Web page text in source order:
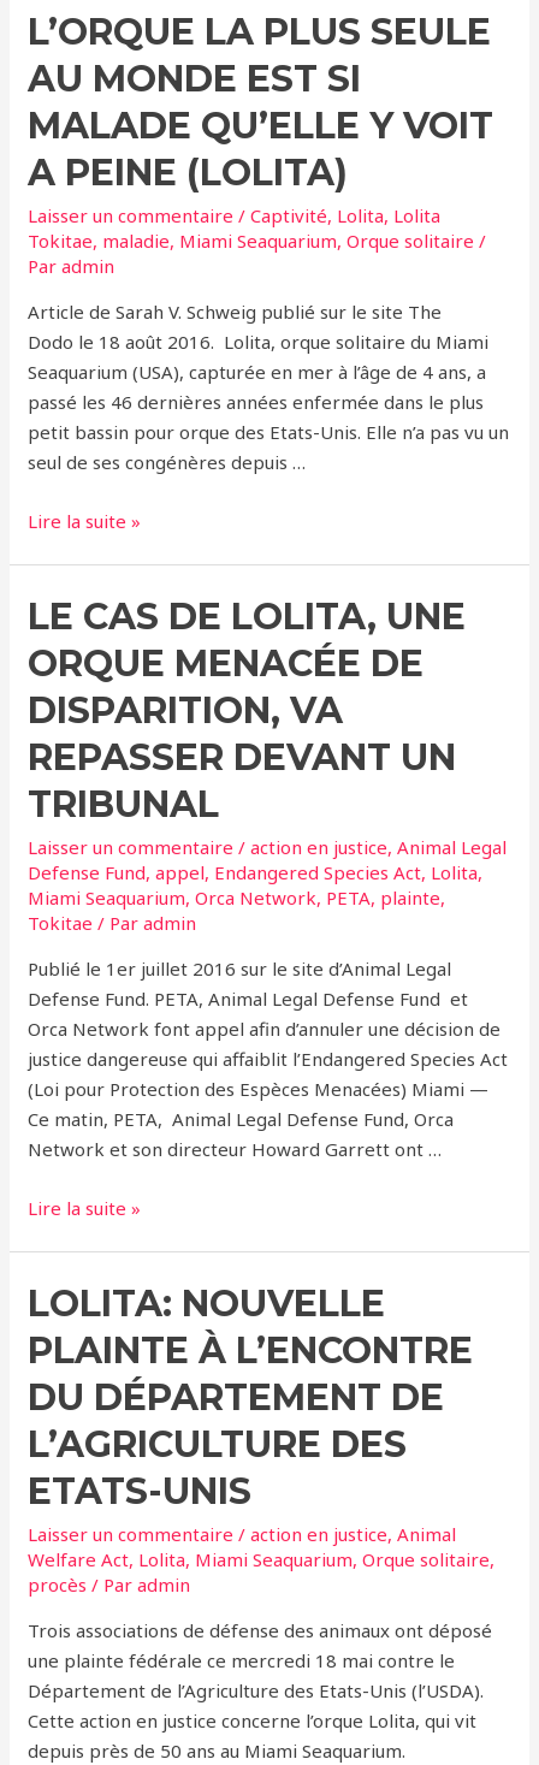
Lolita
Trop
Petit
Par
La
Commission
Sur
Les
Marins
L’ORQUE LA PLUS SEULE
AU MONDE EST SI
MALADE QU’ELLE Y VOIT
A PEINE (LOLITA)
Laisser un commentaire /Captivité, Lolita, Lolita
Tokitae, maladie, Miami Seaquarium,Orque solitaire /
Paradmin
Article de Sarah V. Schweig publié sur le site The
Dodo le 18 août 2016. Lolita, orque solitaire du Miami
Seaquarium (USA), capturée en mer à l’âge de 4 ans, a
passé les 46 dernières années enfermée dans le plus
petit bassin pour orque des Etats-Unis. Elle n’a pas vu un
seul de ses congénères depuis …
L’Orque
Seule
Monde
Est
Si
Malade
Qu’elle
Y
Voit
A
Peine
Lire la suite »
LE CAS DE LOLITA, UNE
ORQUE MENACÉE DE
DISPARITION, VA
REPASSER DEVANT UN
TRIBUNAL
Laisser un commentaire /action en justice,Animal Legal
Defense Fund,appel, Endangered Species Act, Lolita,
Miami Seaquarium,Orca Network, PETA, plainte,
Tokitae / Paradmin
Publié le 1er juillet 2016 sur le site d’Animal Legal
Defense Fund. PETA, Animal Legal Defense Fund et
Orca Network font appel afin d’annuler une décision de
justice dangereuse qui affaiblit l’Endangered Species Act
(Loi pour Protection des Espèces Menacées) Miami —
Ce matin, PETA, Animal Legal Defense Fund, Orca
Network et son directeur Howard Garrett ont …
Le
Lolita,
Orque
Menacée
de
Disparition,
Va
Repasser
Devant
un
Tribunal
Lire la suite »
LOLITA: NOUVELLE
PLAINTE À L’ENCONTRE
DU DÉPARTEMENT DE
L’AGRICULTURE DES
ETATS-UNIS
Laisser un commentaire /action en justice,Animal
Welfare Act, Lolita, Miami Seaquarium,Orque solitaire,
procès / Paradmin
Trois associations de défense des animaux ont déposé
une plainte fédérale ce mercredi 18 mai contre le
Département de l’Agriculture des Etats-Unis (l’USDA).
Cette action en justice concerne l’orque Lolita, qui vit
depuis près de 50 ans au Miami Seaquarium.